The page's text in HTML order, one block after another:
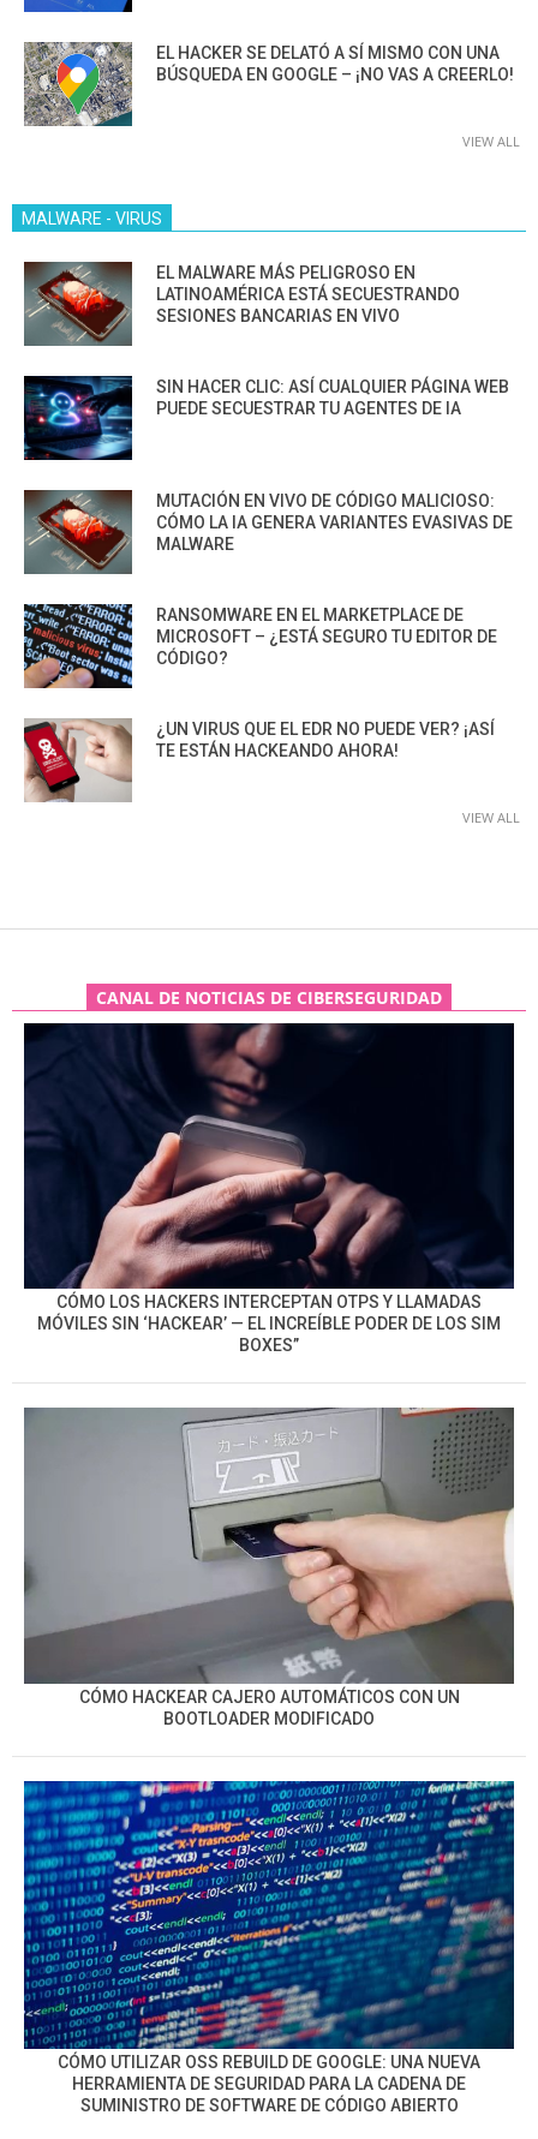
EL HACKER SE DELATÓ A SÍ MISMO CON UNA
BÚSQUEDA EN GOOGLE – ¡NO VAS A CREERLO!
VIEW ALL
MALWARE - VIRUS
EL MALWARE MÁS PELIGROSO EN
LATINOAMÉRICA ESTÁ SECUESTRANDO
SESIONES BANCARIAS EN VIVO
SIN HACER CLIC: ASÍ CUALQUIER PÁGINA WEB
PUEDE SECUESTRAR TU AGENTES DE IA
MUTACIÓN EN VIVO DE CÓDIGO MALICIOSO:
CÓMO LA IA GENERA VARIANTES EVASIVAS DE
MALWARE
RANSOMWARE EN EL MARKETPLACE DE
MICROSOFT – ¿ESTÁ SEGURO TU EDITOR DE
CÓDIGO?
¿UN VIRUS QUE EL EDR NO PUEDE VER? ¡ASÍ
TE ESTÁN HACKEANDO AHORA!
VIEW ALL
CANAL DE NOTICIAS DE CIBERSEGURIDAD
CÓMO LOS HACKERS INTERCEPTAN OTPS Y LLAMADAS
MÓVILES SIN ‘HACKEAR’ — EL INCREÍBLE PODER DE LOS SIM
BOXES”
CÓMO HACKEAR CAJERO AUTOMÁTICOS CON UN
BOOTLOADER MODIFICADO
CÓMO UTILIZAR OSS REBUILD DE GOOGLE: UNA NUEVA
HERRAMIENTA DE SEGURIDAD PARA LA CADENA DE
SUMINISTRO DE SOFTWARE DE CÓDIGO ABIERTO